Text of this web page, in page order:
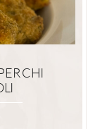
CHI